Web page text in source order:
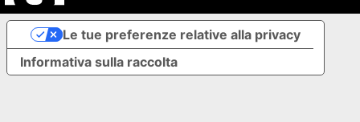
Informativa sulla raccolta
Le tue preferenze relative alla privacy